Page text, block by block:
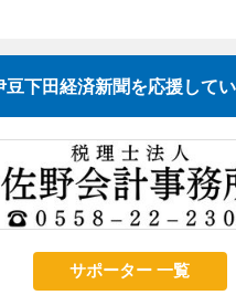
豆下田経済新聞を応援して
サポーター 一覧